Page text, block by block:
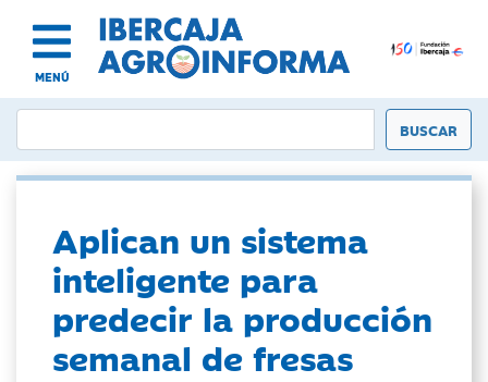
MENÚ
Aplican un sistema
inteligente para
predecir la producción
semanal de fresas